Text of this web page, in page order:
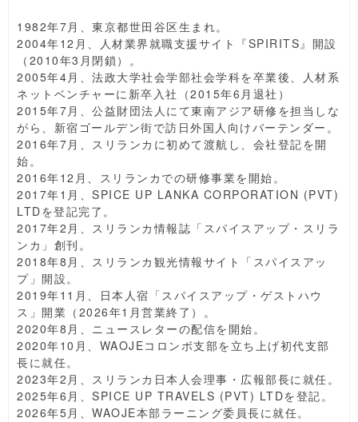
1982年7月、東京都世田谷区生まれ。
2004年12月、人材業界就職支援サイト『SPIRITS』開設
（2010年3月閉鎖）。
2005年4月、法政大学社会学部社会学科を卒業後、人材系
ネットベンチャーに新卒入社（2015年6月退社）
2015年7月、公益財団法人にて東南アジア研修を担当しな
がら、新宿ゴールデン街で訪日外国人向けバーテンダー。
2016年7月、スリランカに初めて渡航し、会社登記を開
始。
2016年12月、スリランカでの研修事業を開始。
2017年1月、SPICE UP LANKA CORPORATION (PVT)
LTDを登記完了。
2017年2月、スリランカ情報誌「スパイスアップ・スリラ
ンカ」創刊。
2018年8月、スリランカ観光情報サイト「スパイスアッ
プ」開設。
2019年11月、日本人宿「スパイスアップ・ゲストハウ
ス」開業（2026年1月営業終了）。
2020年8月、ニュースレターの配信を開始。
2020年10月、WAOJEコロンボ支部を立ち上げ初代支部
長に就任。
2023年2月、スリランカ日本人会理事・広報部長に就任。
2025年6月、SPICE UP TRAVELS (PVT) LTDを登記。
2026年5月、WAOJE本部ラーニング委員長に就任。